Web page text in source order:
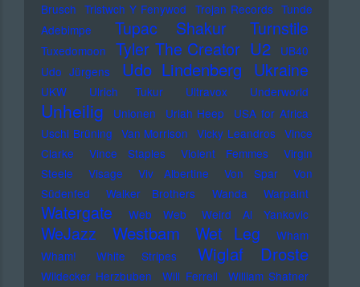
Brusch Tristwch Y Fenywod Trojan Records Tunde
Adebimpe
Tupac Shakur Turnstile
Tuxedomoon Tyler The Creator U2
UB40
Udo Jürgens
Udo Lindenberg Ukraine
UKW Ulrich Tukur Ultravox Underworld
Unheilig Unionen Uriah Heep
USA for Africa
Uschi Brüning Van Morrison Vicky Leandros Vince
Clarke
Vince Staples Violent Femmes
Virgin
Steele
Visage Viv Albertine Von Spar
Von
Südenfed
Walker Brothers Wanda Warpaint
Watergate Web Web Weird Al Yankovic
WeJazz Westbam Wet Leg
Wham
Wham!
White Stripes Wiglaf Droste
Wildecker Herzbuben Will Ferrell
William Shatner